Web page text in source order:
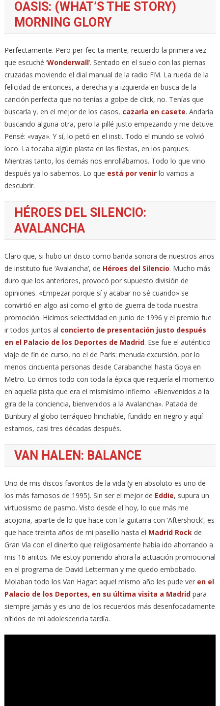
OASIS: (WHAT’S THE STORY)
MORNING GLORY
Perfectamente. Pero per-fec-ta-mente, recuerdo la primera vez
que escuché ‘Wonderwall‘. Sentado en el suelo con las piernas
cruzadas moviendo el dial manual de la radio FM. La rueda de la
felicidad de entonces, a derecha y a izquierda en busca de la
canción perfecta que no tenías a golpe de click, no. Tenías que
buscarla y, en el mejor de los casos, cazarla en casete. Andaría
buscando alguna otra, pero la pillé justo empezando y me detuve.
Pensé: «vaya». Y sí, lo petó en el insti. Todo el mundo se volvió
loco. La tocaba algún plasta en las fiestas, en los parques.
Mientras tanto, los demás nos enrollábamos. Todo lo que vino
después ya lo sabemos. Lo que está por venirlo vamos a
descubrir.
HÉROES DEL SILENCIO:
AVALANCHA
Claro que, si hubo un disco como banda sonora de nuestros años
de instituto fue ‘Avalancha’, de Héroes del Silencio. Mucho más
duro que los anteriores, provocó por supuesto división de
opiniones. «Empezar porque sí y acabar no sé cuando» se
convirtió en algo así como el grito de guerra de toda nuestra
promoción. Hicimos selectividad en junio de 1996 y el premio fue
ir todos juntos al concierto de presentación justo después
en el Palacio de los Deportes de Madrid. Ese fue el auténtico
viaje de fin de curso, no el de París: menuda excursión, por lo
menos cincuenta personas desde Carabanchel hasta Goya en
Metro. Lo dimos todo con toda la épica que requería el momento
en aquella pista que era el mismísimo infierno. «Bienvenidos a la
gira de la conciencia, bienvenidos a la Avalancha». Patada de
Bunbury al globo terráqueo hinchable, fundido en negro y aquí
estamos, casi tres décadas después.
VAN HALEN: BALANCE
Uno de mis discos favoritos de la vida (y en absoluto es uno de
los más famosos de 1995). Sin ser el mejor de Eddie, supura un
virtuosismo de pasmo. Visto desde el hoy, lo que más me
acojona, aparte de lo que hace con la guitarra con ‘Aftershock’, es
que hace treinta años de mi paseíllo hasta el Madrid Rockde
Gran Vía con el dinerito que religiosamente había ido ahorrando a
mis 16 añitos. Me estoy poniendo ahora la actuación promocional
en el programa de David Letterman y me quedo embobado.
Molaban todo los Van Hagar: aquel mismo año les pude ver en el
Palacio de los Deportes, en su última visita a Madridpara
siempre jamás y es uno de los recuerdos más desenfocadamente
nítidos de mi adolescencia tardía.